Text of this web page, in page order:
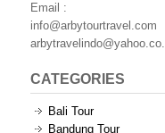
Email :
info@arbytourtravel.com
CATEGORIES
Bali Tour
Bandung Tour